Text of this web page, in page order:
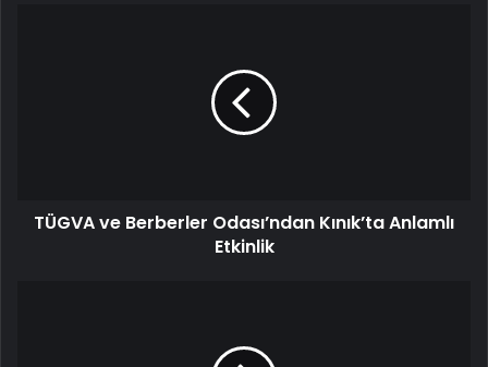
TÜGVA ve Berberler Odası’ndan Kınık’ta Anlamlı
Etkinlik